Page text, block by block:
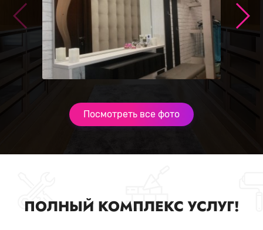
Посмотреть все фото
ПОЛНЫЙ КОМПЛЕКС УСЛУГ!